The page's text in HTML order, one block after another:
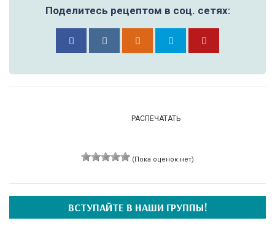
Поделитесь рецептом в соц. сетях:
РАСПЕЧАТАТЬ
(Пока оценок нет)
ВСТУПАЙТЕ В НАШИ ГРУППЫ!